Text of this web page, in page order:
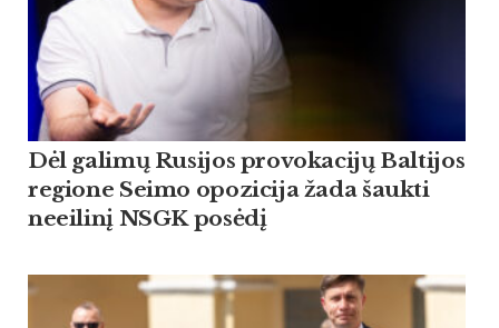
Dėl galimų Rusijos provokacijų Baltijos
regione Seimo opozicija žada šaukti
neeilinį NSGK posėdį